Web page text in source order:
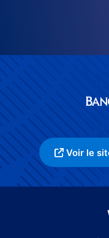
Voir le